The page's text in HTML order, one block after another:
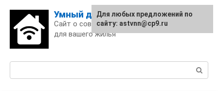
content
Умный дом
Сайт о современных технологиях
для вашего жилья
Для любых предложений по
сайту: astvnn@cp9.ru